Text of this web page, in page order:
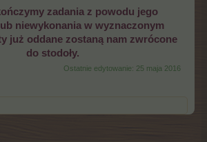
zadania z powodu jego
niewykonania w wyznaczonym
już oddane zostaną nam zwrócone
do stodoły.
Ostatnie edytowanie: 25 maja 2016